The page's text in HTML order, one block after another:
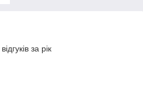
за рік